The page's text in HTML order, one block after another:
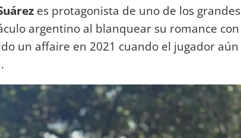
es protagonista de uno de los grandes
argentino al blanquear su romance con
un affaire en 2021 cuando el jugador aún